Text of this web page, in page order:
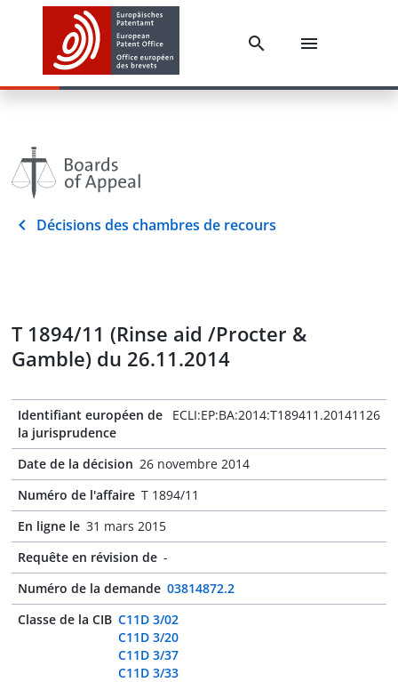
Décisions des chambres de recours
T 1894/11 (Rinse aid /Procter &
Gamble) du 26.11.2014
Identifiant européen de
la jurisprudence
ECLI:EP:BA:2014:T189411.20141126
Date de la décision 26 novembre 2014
Numéro de l'affaire T 1894/11
En ligne le 31 mars 2015
Requête en révision de -
Numéro de la demande 03814872.2
Classe de la CIB C11D 3/02
C11D 3/20
C11D 3/37
C11D 3/33